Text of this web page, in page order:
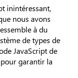
inintéressant,
nous avons
à du
de types de
JavaScript de
garantir la